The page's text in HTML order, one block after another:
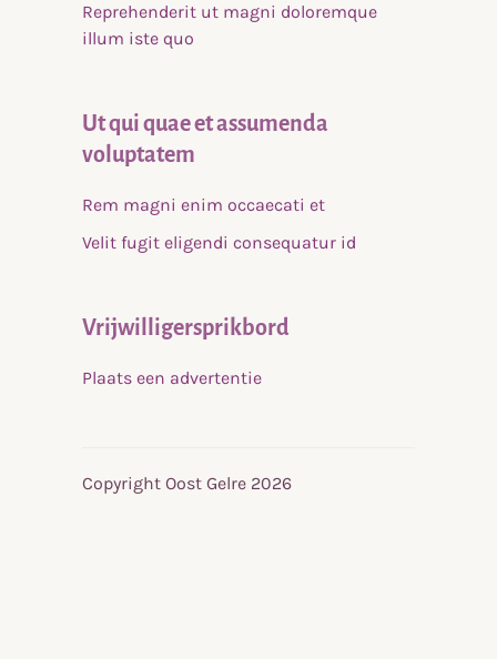
Reprehenderit ut magni doloremque
illum iste quo
Ut qui quae et assumenda
voluptatem
Rem magni enim occaecati et
Velit fugit eligendi consequatur id
Vrijwilligersprikbord
Plaats een advertentie
Copyright Oost Gelre 2026